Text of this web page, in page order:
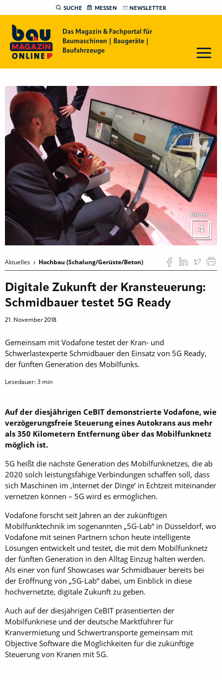
SUCHE MESSEN NEWSLETTER
Das Magazin & Fachportal für
Baumaschinen | Baugeräte |
Baufahrzeuge
Bilder
4
Aktuelles Hochbau (Schalung/Gerüste/Beton)
Digitale Zukunft der Kransteuerung:
Schmidbauer testet 5G Ready
21. November 2018
Gemeinsam mit Vodafone testet der Kran- und
Schwerlastexperte Schmidbauer den Einsatz von 5G Ready,
der fünften Generation des Mobilfunks.
Lesedauer:3 min
Auf der diesjährigen CeBIT demonstrierte Vodafone, wie
verzögerungsfreie Steuerung eines Autokrans aus mehr
als 350 Kilometern Entfernung über das Mobilfunknetz
möglich ist.
5G heißt die nächste Generation des Mobilfunknetzes, die ab
2020 solch leistungsfähige Verbindungen schaffen soll, dass
sich Maschinen im ‚Internet der Dinge‘ in Echtzeit miteinander
vernetzen können – 5G wird es ermöglichen.
Vodafone forscht seit Jahren an der zukünftigen
Mobilfunktechnik im sogenannten „5G-Lab“ in Düsseldorf, wo
Vodafone mit seinen Partnern schon heute intelligente
Lösungen entwickelt und testet, die mit dem Mobilfunknetz
der fünften Generation in den Alltag Einzug halten werden.
Als einer von fünf Showcases war Schmidbauer bereits bei
der Eröffnung von „5G-Lab“ dabei, um Einblick in diese
hochvernetzte, digitale Zukunft zu geben.
Auch auf der diesjährigen CeBIT präsentierten der
Mobilfunkriese und der deutsche Marktführer für
Kranvermietung und Schwertransporte gemeinsam mit
Objective Software die Möglichkeiten für die zukünftige
Steuerung von Kranen mit 5G.